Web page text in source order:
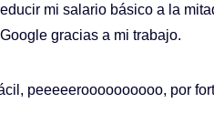
mi salario básico a la
gracias a mi trabajo.
peeeeeroooooooooo, por